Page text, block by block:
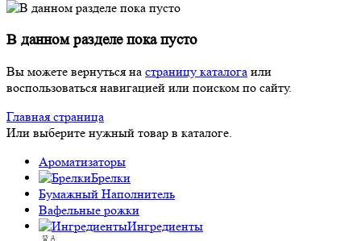
В данном разделе пока пусто
Вы можете вернуться на страницу каталога или
воспользоваться навигацией или поиском по сайту.
Главная страница
Или выберите нужный товар в каталоге.
Ароматизаторы
Брелки
Бумажный Наполнитель
Вафельные рожки
Ингредиенты